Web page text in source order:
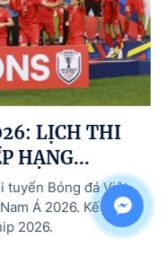
LỊCH THI
HẠNG...
tuyển Bóng đá Việt
Á 2026. Kết quả,
2026.